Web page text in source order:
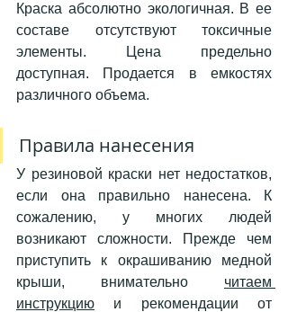
Краска абсолютно экологичная. В ее
составе отсутствуют токсичные
элементы. Цена предельно
доступная. Продается в емкостях
различного объема.
Правила нанесения
У резиновой краски нет недостатков,
если она правильно нанесена. К
сожалению, у многих людей
возникают сложности. Прежде чем
приступить к окрашиванию медной
крыши, внимательно читаем
инструкцию и рекомендации от